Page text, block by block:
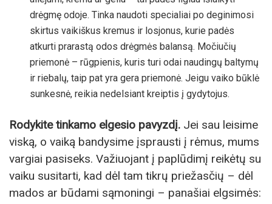
drėgmę odoje. Tinka naudoti specialiai po deginimosi
skirtus vaikiškus kremus ir losjonus, kurie padės
atkurti prarastą odos drėgmės balansą. Močiučių
priemonė – rūgpienis, kuris turi odai naudingų baltymų
ir riebalų, taip pat yra gera priemonė. Jeigu vaiko būklė
sunkesnė, reikia nedelsiant kreiptis į gydytojus.
Rodykite tinkamo elgesio pavyzdį. Jei sau leisime
viską, o vaiką bandysime įsprausti į rėmus, mums
vargiai pasiseks. Važiuojant į paplūdimį reikėtų su
vaiku susitarti, kad dėl tam tikrų priežasčių – dėl
mados ar būdami sąmoningi – panašiai elgsimės: